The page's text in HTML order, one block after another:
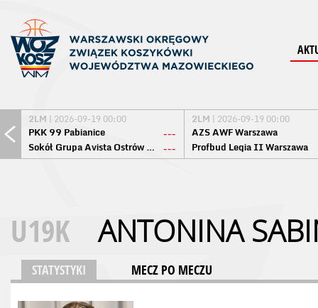
2LM | 2026-09-19 00:00
PKK 99 Pabianice
---
Sokół Grupa Avista Ostrów Maz. ---
2LM | 2026-09-19 00:00
AZS AWF Warszawa
Profbud Legia II Warszawa
U19K ANTONINA
STATYSTYKI MECZ PO MECZU